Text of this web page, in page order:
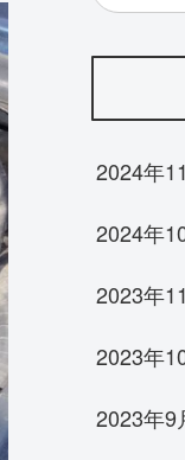
2024年
2024年
2023年
2023年
2023年9